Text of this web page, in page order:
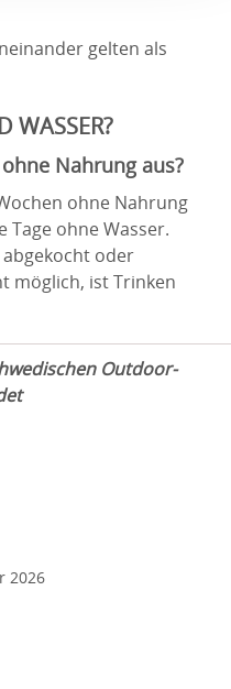
gelten als
WASSER?
Nahrung aus?
ohne Nahrung
ohne Wasser.
oder
möglich, ist Trinken
Outdoor-
2026